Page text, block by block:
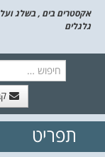
אקסטרים בים , בשלג ועל
גלגלים
//
תפריט